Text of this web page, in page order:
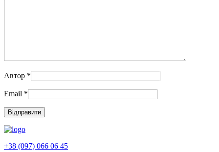
Автор *
Email *
+38 (097) 066 06 45